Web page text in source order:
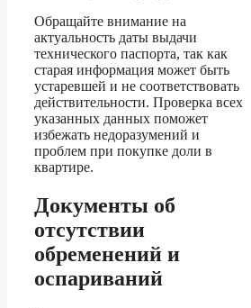
Обращайте внимание на
актуальность даты выдачи
технического паспорта, так как
старая информация может быть
устаревшей и не соответствовать
действительности. Проверка всех
указанных данных поможет
избежать недоразумений и
проблем при покупке доли в
квартире.
Документы об
отсутствии
обременений и
оспариваний